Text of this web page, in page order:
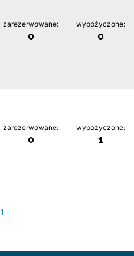
zarezerwowane:
0
wypożyczone:
0
zarezerwowane:
0
wypożyczone:
1
1